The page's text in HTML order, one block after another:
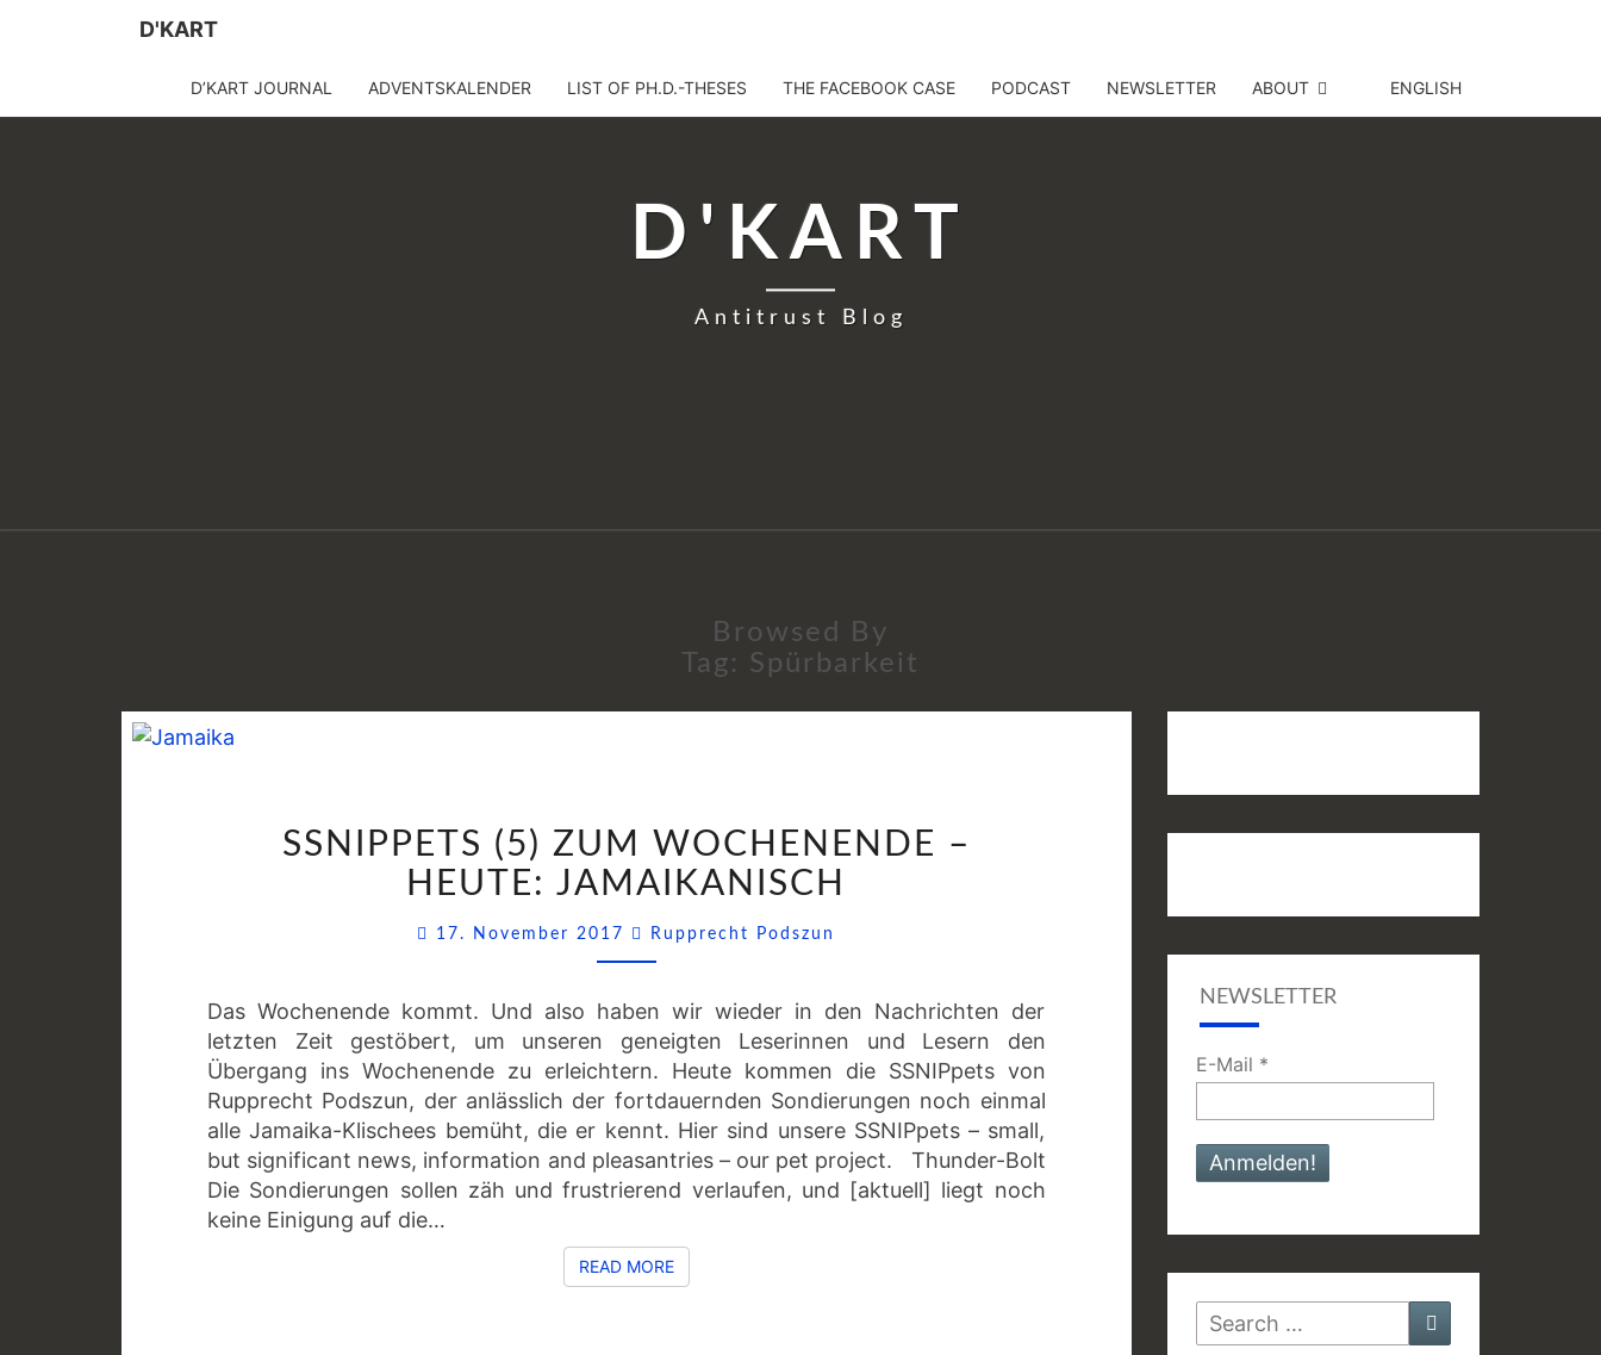
D'KART
D’KART JOURNAL ADVENTSKALENDER LIST OF PH.D.-THESES THE FACEBOOK CASE PODCAST NEWSLETTER ABOUT ENGLISH
D'KART
Antitrust Blog
Browsed By
Tag: Spürbarkeit
(5)
ZUM
–
HEUTE:
SSNIPPETS (5) ZUM WOCHENENDE –
HEUTE: JAMAIKANISCH
17. November 2017 Rupprecht Podszun
Das Wochenende kommt. Und also haben wir wieder in den Nachrichten der
letzten Zeit gestöbert, um unseren geneigten Leserinnen und Lesern den
Übergang ins Wochenende zu erleichtern. Heute kommen die SSNIPpets von
Rupprecht Podszun, der anlässlich der fortdauernden Sondierungen noch einmal
alle Jamaika-Klischees bemüht, die er kennt. Hier sind unsere SSNIPpets – small,
but significant news, information and pleasantries – our pet project. Thunder-Bolt
Die Sondierungen sollen zäh und frustrierend verlaufen, und [aktuell] liegt noch
keine Einigung auf die…
READ MOREREAD MORE
NEWSLETTER
E-Mail *
Search
for:
Search